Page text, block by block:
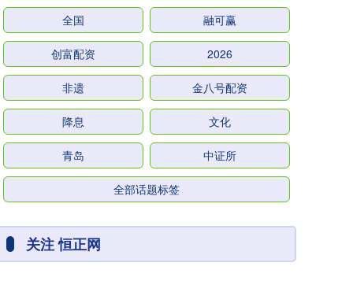
全国 融可赢
创富配资 2026
非遗 金八号配资
降息 文化
青岛 中证所
全部话题标签
关注 恒正网